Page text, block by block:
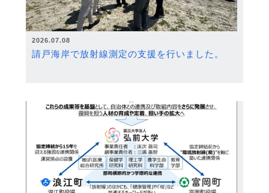
2026.07.08
請戸海岸で放射線測定の支援を行いました。